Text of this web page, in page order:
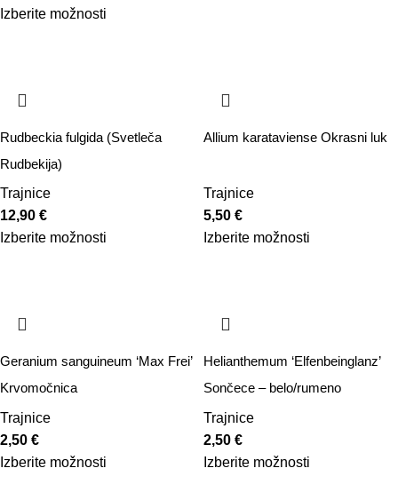
Izberite možnosti
Rudbeckia fulgida (Svetleča
Rudbekija)
Trajnice
12,90 €
Izberite možnosti
Allium karataviense Okrasni luk
Trajnice
5,50 €
Izberite možnosti
Geranium sanguineum ‘Max Frei’
Krvomočnica
Trajnice
2,50 €
Izberite možnosti
Helianthemum ‘Elfenbeinglanz’
Sončece – belo/rumeno
Trajnice
2,50 €
Izberite možnosti